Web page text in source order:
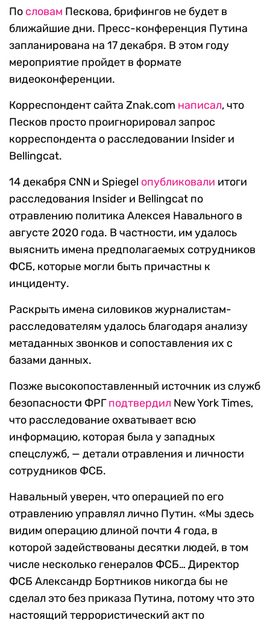
По словам Пескова, брифингов не будет в
ближайшие дни. Пресс-конференция Путина
запланирована на 17 декабря. В этом году
мероприятие пройдет в формате
видеоконференции.
Корреспондент сайта Znak.com написал, что
Песков просто проигнорировал запрос
корреспондента о расследовании Insider и
Bellingcat.
14 декабря CNN и Spiegel опубликовали итоги
расследования Insider и Bellingcat по
отравлению политика Алексея Навального в
августе 2020 года. В частности, им удалось
выяснить имена предполагаемых сотрудников
ФСБ, которые могли быть причастны к
инциденту.
Раскрыть имена силовиков журналистам-
расследователям удалось благодаря анализу
метаданных звонков и сопоставления их с
базами данных.
Позже высокопоставленный источник из служб
безопасности ФРГподтвердил New York Times,
что расследование охватывает всю
информацию, которая была у западных
спецслужб, — детали отравления и личности
сотрудников ФСБ.
Навальный уверен, что операцией по его
отравлению управлял лично Путин. «Мы здесь
видим операцию длиной почти 4 года, в
которой задействованы десятки людей, в том
числе несколько генералов ФСБ… Директор
ФСБ Александр Бортников никогда бы не
сделал это без приказа Путина, потому что это
настоящий террористический акт по